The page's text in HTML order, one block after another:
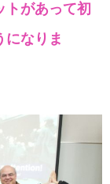
トがあって初
になりま